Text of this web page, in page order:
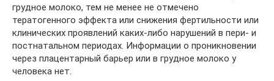
грудное молоко, тем не менее не отмечено
тератогенного эффекта или снижения фертильности или
клинических проявлений каких-либо нарушений в пери- и
постнатальном периодах. Информации о проникновении
через плацентарный барьер или в грудное молоко у
человека нет.